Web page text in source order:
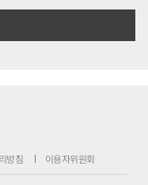
방침 이용자위원회